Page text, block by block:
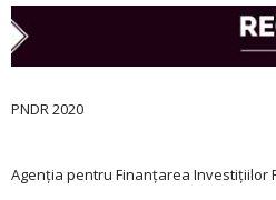
PNDR 2020
Agenția pentru Finanțarea Investițiilor